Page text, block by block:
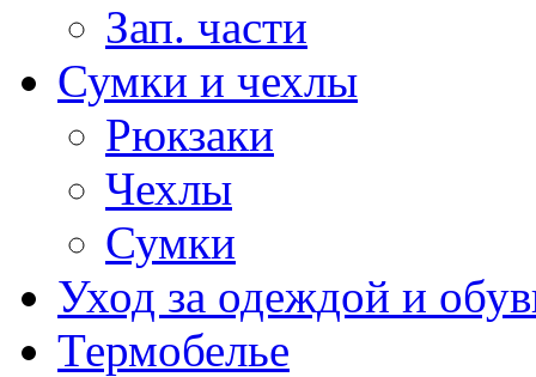
Зап. части
Сумки и чехлы
Рюкзаки
Чехлы
Сумки
Уход за одеждой и
Термобелье